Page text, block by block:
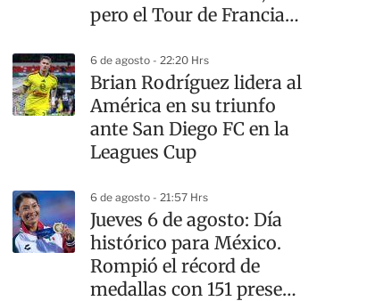
pero el Tour de Francia
dueño
6 de agosto - 22:20 Hrs
Brian Rodríguez lidera al
América en su triunfo
ante San Diego FC en la
Leagues Cup
6 de agosto - 21:57 Hrs
Jueves 6 de agosto: Día
histórico para México.
Rompió el récord de
medallas con 151 preseas